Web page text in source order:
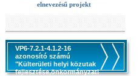
elnevezésű projekt
VP6-7.2.1-4.1.2-16
azonosító számú
"Külterületi helyi közutak
fejlesztése,önkormányzati